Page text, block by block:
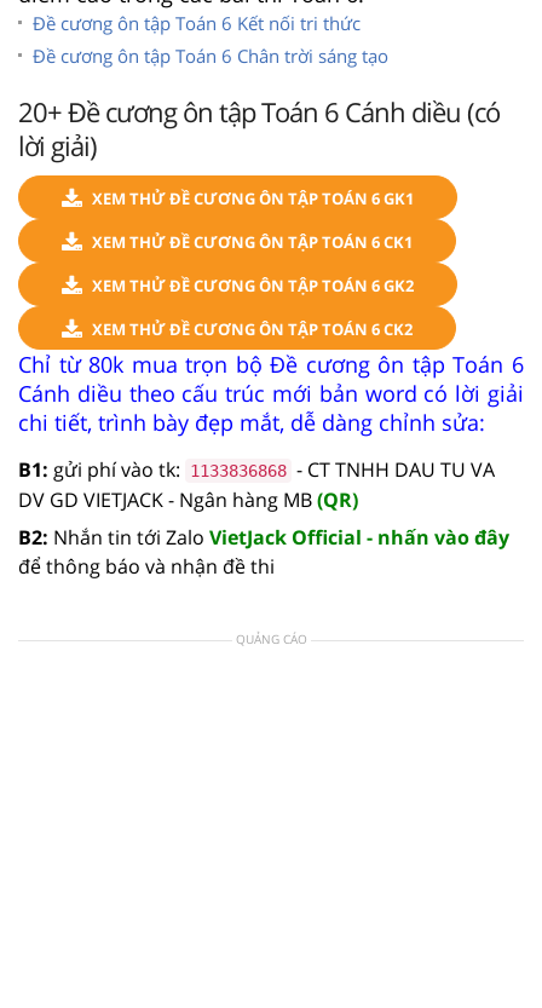
Đề cương ôn tập Toán 6 Kết nối tri thức
Đề cương ôn tập Toán 6 Chân trời sáng tạo
20+ Đề cương ôn tập Toán 6 Cánh diều (có
lời giải)
XEM THỬ ĐỀ CƯƠNG ÔN TẬP TOÁN 6 GK1
XEM THỬ ĐỀ CƯƠNG ÔN TẬP TOÁN 6 CK1
XEM THỬ ĐỀ CƯƠNG ÔN TẬP TOÁN 6 GK2
XEM THỬ ĐỀ CƯƠNG ÔN TẬP TOÁN 6 CK2
Chỉ từ 80k mua trọn bộ Đề cương ôn tập Toán 6
Cánh diều theo cấu trúc mới bản word có lời giải
chi tiết, trình bày đẹp mắt, dễ dàng chỉnh sửa:
B1: gửi phí vào tk: 1133836868 - CT TNHH DAU TU VA
DV GD VIETJACK - Ngân hàng MB(QR)
B2: Nhắn tin tới Zalo VietJack Official - nhấn vào đây
để thông báo và nhận đề thi
QUẢNG CÁO